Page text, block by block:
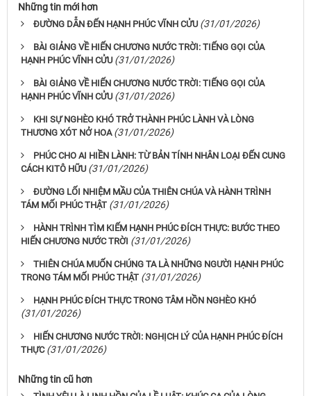
Những tin mới hơn
ĐƯỜNG DẪN ĐẾN HẠNH PHÚC VĨNH CỬU (31/01/2026)
BÀI GIẢNG VỀ HIẾN CHƯƠNG NƯỚC TRỜI: TIẾNG GỌI CỦA
HẠNH PHÚC VĨNH CỬU (31/01/2026)
BÀI GIẢNG VỀ HIẾN CHƯƠNG NƯỚC TRỜI: TIẾNG GỌI CỦA
HẠNH PHÚC VĨNH CỬU (31/01/2026)
KHI SỰ NGHÈO KHÓ TRỞ THÀNH PHÚC LÀNH VÀ LÒNG
THƯƠNG XÓT NỞ HOA (31/01/2026)
PHÚC CHO AI HIỀN LÀNH: TỪ BẢN TÍNH NHÂN LOẠI ĐẾN CUNG
CÁCH KITÔ HỮU (31/01/2026)
ĐƯỜNG LỐI NHIỆM MẦU CỦA THIÊN CHÚA VÀ HÀNH TRÌNH
TÁM MỐI PHÚC THẬT (31/01/2026)
HÀNH TRÌNH TÌM KIẾM HẠNH PHÚC ĐÍCH THỰC: BƯỚC THEO
HIẾN CHƯƠNG NƯỚC TRỜI (31/01/2026)
THIÊN CHÚA MUỐN CHÚNG TA LÀ NHỮNG NGƯỜI HẠNH PHÚC
TRONG TÁM MỐI PHÚC THẬT (31/01/2026)
HẠNH PHÚC ĐÍCH THỰC TRONG TÂM HỒN NGHÈO KHÓ
(31/01/2026)
HIẾN CHƯƠNG NƯỚC TRỜI: NGHỊCH LÝ CỦA HẠNH PHÚC ĐÍCH
THỰC (31/01/2026)
Những tin cũ hơn